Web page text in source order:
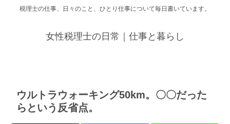
税理士の仕事、日々のこと、ひとり仕事について毎日書いています。
女性税理士の日常｜仕事と暮らし
ウルトラウォーキング50km。〇〇だった
らという反省点。